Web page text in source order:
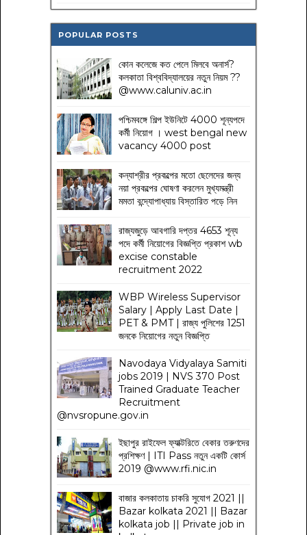
POPULAR POSTS
কোন কলেজে কত পেলে মিলবে অনার্স?
কলকাতা বিশ্ববিদ্যালয়ের নতুন নিয়ম??
@www.caluniv.ac.in
পশ্চিমবঙ্গে শিল্প ইউনিটে 4000 শূন্যপদে
কর্মী নিয়োগ । west bengal new
vacancy 4000 post
কন্যাশ্রীর প্রকল্পের মতো ছেলেদের জন্য
নয়া প্রকল্পের ঘোষণা করলেন মুখ্যমন্ত্রী
মমতা বন্দ্যোপাধ্যায় বিস্তারিত পড়ে নিন
রাজ্যজুড়ে আবগারি দপ্তর 4653 শূন্য
পদে কর্মী নিয়োগের বিজ্ঞপ্তি প্রকাশ wb
excise constable
recruitment 2022
WBP Wireless Supervisor
Salary | Apply Last Date |
PET & PMT | রাজ্য পুলিশের 1251
জনকে নিয়োগের নতুন বিজ্ঞপ্তি
Navodaya Vidyalaya Samiti
jobs 2019 | NVS 370 Post
Trained Graduate Teacher
Recruitment
@nvsropune.gov.in
ইছাপুর রাইফেল ফ্যাক্টরিতে বেকার তরুণদের
প্রশিক্ষণ | ITI Pass নতুন একটি কোর্স
2019 @www.rfi.nic.in
বাজার কলকাতায় চাকরি সুযোগ 2021 ||
Bazar kolkata 2021 || Bazar
kolkata job || Private job in